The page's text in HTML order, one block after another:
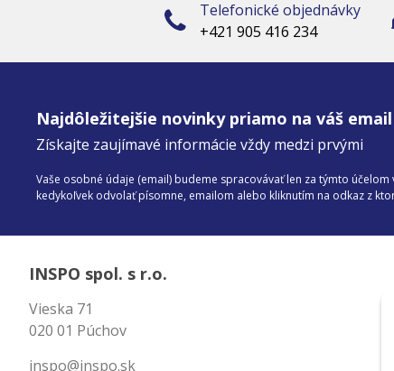
Telefonické objednávky
+421 905 416 234
Najdôležitejšie novinky priamo na váš email
Získajte zaujímavé informácie vždy medzi prvými
Vaše osobné údaje (email) budeme spracovávať len za týmto
kedykoľvek odvolať písomne, emailom alebo kliknutím na odkaz z
INSPO spol. s r.o.
Vieska 71
020 01 Púchov
inspo@inspo.sk